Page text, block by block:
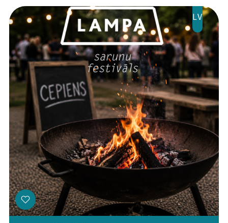
ThreadsFacebookYoutube
X Instagram
Flick TikTok
LV